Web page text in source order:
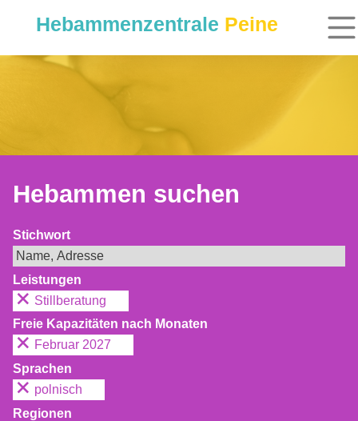
Hebammenzentrale Peine
Hebammen suchen
Stichwort
Leistungen
Stillberatung
Freie Kapazitäten nach Monaten
Februar 2027
Sprachen
polnisch
Regionen